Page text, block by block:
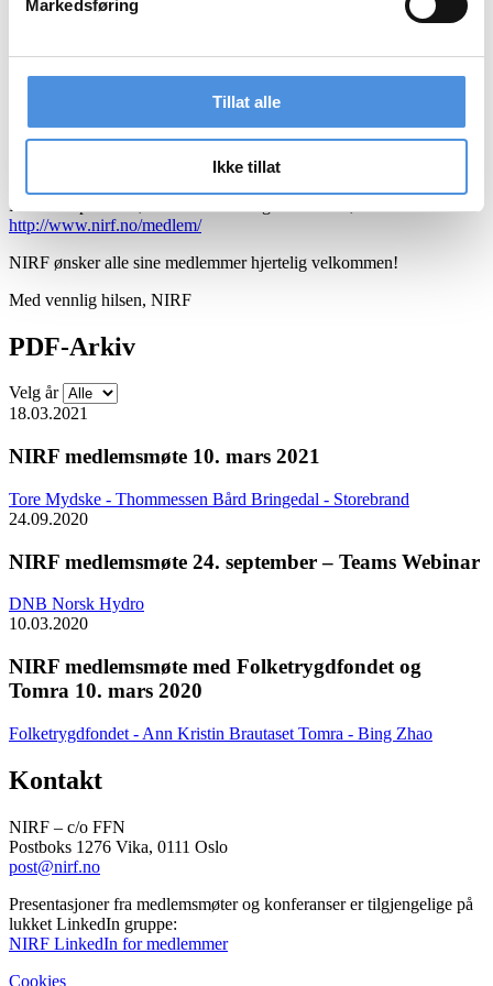
Markedsføring
Tillat alle
Ikke tillat
Styret ønsker alle medlemmer en god jul og godt nytt år.
Høyres Hus, Stortingsgata 20.
Tid:Møtestart 12:00, Lett servering og mingling fra kl 11:30
for å melde deg på innen onsdag 4. januar 2023.
For selskaper som ønsker å melde seg inn i NIRF, se
http://www.nirf.no/medlem/
NIRF ønsker alle sine medlemmer hjertelig velkommen!
Med vennlig hilsen, NIRF
PDF-Arkiv
Velg år
18.03.2021
NIRF medlemsmøte 10. mars 2021
Tore Mydske - Thommessen Bård Bringedal - Storebrand
24.09.2020
NIRF medlemsmøte 24. september – Teams Webinar
DNB Norsk Hydro
10.03.2020
NIRF medlemsmøte med Folketrygdfondet og
Tomra 10. mars 2020
Folketrygdfondet - Ann Kristin Brautaset Tomra - Bing Zhao
Kontakt
NIRF – c/o FFN
Postboks 1276 Vika, 0111 Oslo
post@nirf.no
Presentasjoner fra medlemsmøter og konferanser er tilgjengelige på
lukket LinkedIn gruppe:
NIRF LinkedIn for medlemmer
Cookies